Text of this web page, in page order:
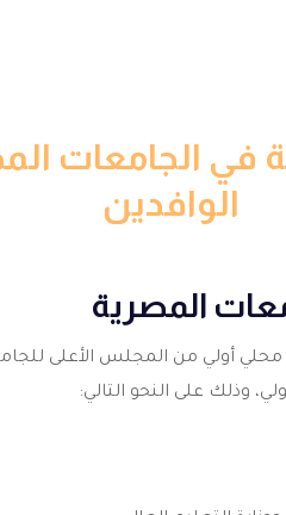
في الجامعات
الوافدين
المصرية
محلي أولي من المجلس الأعلى